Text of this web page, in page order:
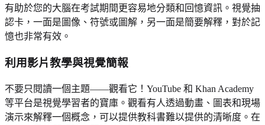
有助於您的大腦在考試期間更容易地分類和回憶資訊。視覺抽
認卡，一面是圖像、符號或圖解，另一面是簡要解釋，對於記
憶也非常有效。
利用影片教學與視覺簡報
不要只閱讀一個主題——觀看它！YouTube 和 Khan Academy
等平台是視覺學習者的寶庫。觀看有人透過動畫、圖表和現場
演示來解釋一個概念，可以提供教科書難以提供的清晰度。在